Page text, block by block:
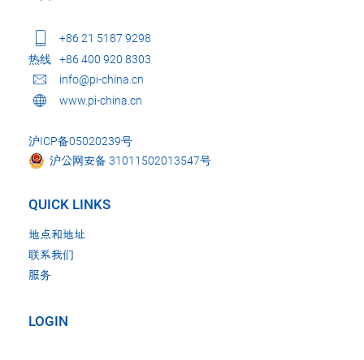
+86 21 5187 9298
热线
+86 400 920 8303
info@pi-china.cn
www.pi-china.cn
沪ICP备05020239号
沪公网安备 31011502013547号
QUICK LINKS
地点和地址
联系我们
服务
LOGIN